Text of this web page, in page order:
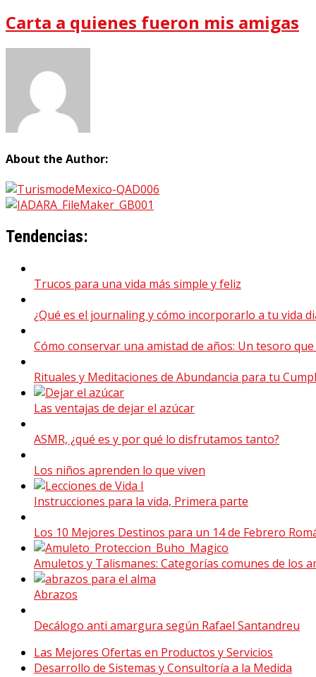
Carta a quienes fueron mis amigas
About the Author:
Tendencias:
Trucos para una vida más simple y feliz
¿Qué es el journaling y cómo incorporarlo a tu vida
Cómo conservar una amistad de años: Un tesoro
Rituales y Meditaciones de Abundancia para tu
Las ventajas de dejar el azúcar
ASMR, ¿qué es y por qué lo disfrutamos tanto?
Los niños aprenden lo que viven
Instrucciones para la vida, Primera parte
Los 10 Mejores Destinos para un 14 de Febrero
Amuletos y Talismanes: Categorías comunes de los
Abrazos
Decálogo anti amargura según Rafael Santandreu
Las Mejores Ofertas en Productos y Servicios
Desarrollo de Sistemas y Consultoría a la Medida